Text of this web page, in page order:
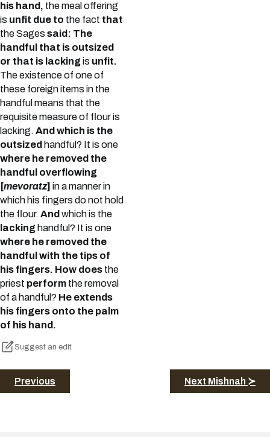
his hand, the meal offering
is unfit due to the fact that
the Sagessaid: The
handful that is outsized
or that is lackingis unfit.
The existence of one of
these foreign items in the
handful means that the
requisite measure of flour is
lacking. And which is the
outsized handful? It is one
where he removed the
handful overflowing
[mevoratz] in a manner in
which his fingers do not hold
the flour. And which is the
lacking handful? It is one
where he removed the
handful with the tips of
his fingers. How does the
priest perform the removal
of a handful? He extends
his fingers onto the palm
of his hand.
Suggest an edit
Previous Next Mishnah ≻